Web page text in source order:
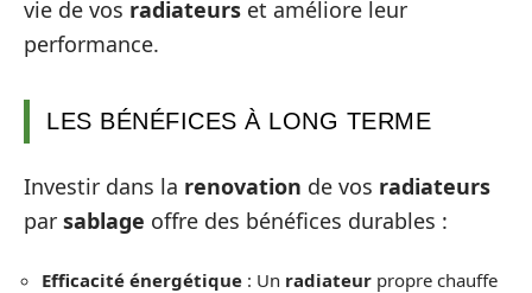
vie de vos radiateurs et améliore leur
performance.
LES BÉNÉFICES À LONG TERME
Investir dans la renovation de vos radiateurs
par sablage offre des bénéfices durables :
Efficacité énergétique : Un radiateur propre chauffe